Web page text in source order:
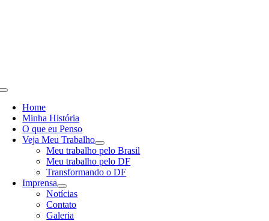
Toggle
NavigationHome
Minha História
O que eu Penso
Veja Meu Trabalho
Meu trabalho pelo Brasil
Meu trabalho pelo DF
Transformando o DF
Imprensa
Notícias
Contato
Galeria